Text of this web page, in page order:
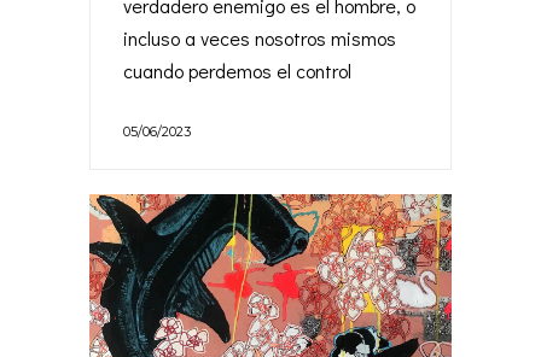
verdadero enemigo es el hombre, o
incluso a veces nosotros mismos
cuando perdemos el control
05/06/2023